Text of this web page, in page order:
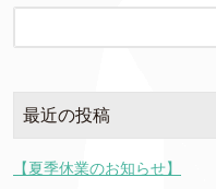
最近の投稿
【夏季休業のお知らせ】